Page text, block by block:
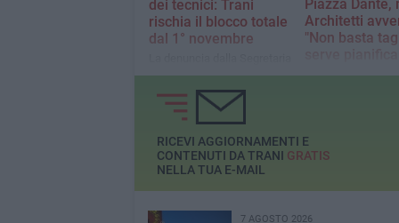
dei tecnici: Trani
rischia il blocco totale
dal 1° novembre
Maria Grazia Cinquepalmi:
«La determina n. 958
scoperchia il disastro
finanziario lasciato
dall'amministrazione
Bottaro. Spesi quasi
cinquemila euro al giorno
Piazza Dante,
Architetti
"Non basta
Dopo il mea culpa
RICEVI AGGIORNAMENTI E
CONTENUTI DA TRANI GRATIS
NELLA TUA E-MAIL
7 AGOSTO 2026